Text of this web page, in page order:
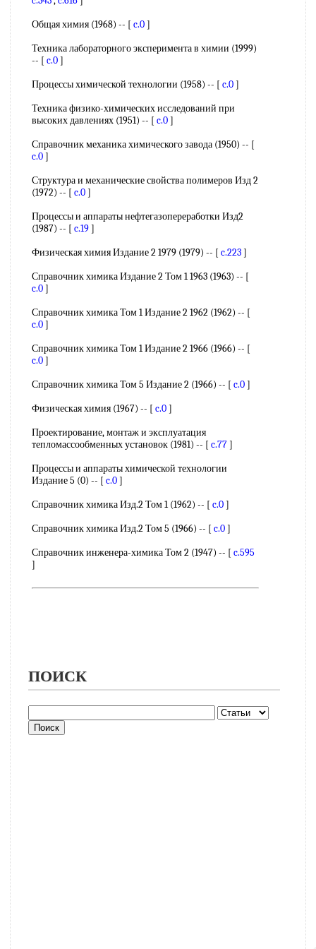
Общая химия (1968) -- [ c.0]
Техника лабораторного эксперимента в химии (1999)
-- [ c.0]
Процессы химической технологии (1958) -- [ c.0]
Техника физико-химических исследований при
высоких давлениях (1951) -- [ c.0]
Справочник механика химического завода (1950) -- [
c.0]
Структура и механические свойства полимеров Изд 2
(1972) -- [ c.0]
Процессы и аппараты нефтегазопереработки Изд2
(1987) -- [ c.19]
Физическая химия Издание 2 1979 (1979) -- [ c.223]
Справочник химика Издание 2 Том 1 1963 (1963) -- [
c.0]
Справочник химика Том 1 Издание 2 1962 (1962) -- [
c.0]
Справочник химика Том 1 Издание 2 1966 (1966) -- [
c.0]
Справочник химика Том 5 Издание 2 (1966) -- [ c.0]
Физическая химия (1967) -- [ c.0]
Проектирование, монтаж и эксплуатация
тепломассообменных установок (1981) -- [ c.77]
Процессы и аппараты химической технологии
Издание 5 (0) -- [ c.0]
Справочник химика Изд.2 Том 1 (1962) -- [ c.0]
Справочник химика Изд.2 Том 5 (1966) -- [ c.0]
Справочник инженера-химика Том 2 (1947) -- [ c.595
]
ПОИСК